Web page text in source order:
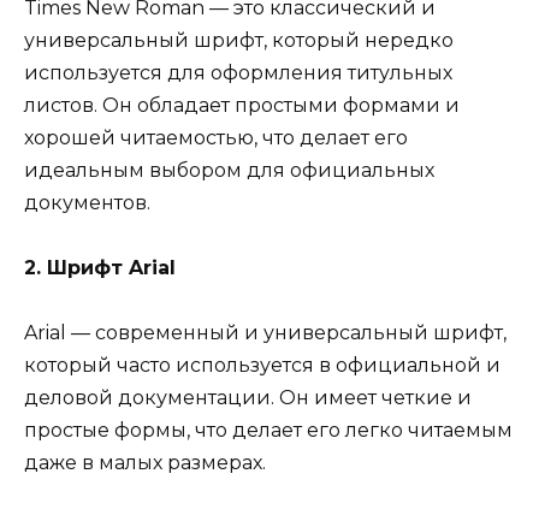
Times New Roman — это классический и
универсальный шрифт, который нередко
используется для оформления титульных
листов. Он обладает простыми формами и
хорошей читаемостью, что делает его
идеальным выбором для официальных
документов.
2. Шрифт Arial
Arial — современный и универсальный шрифт,
который часто используется в официальной и
деловой документации. Он имеет четкие и
простые формы, что делает его легко читаемым
даже в малых размерах.